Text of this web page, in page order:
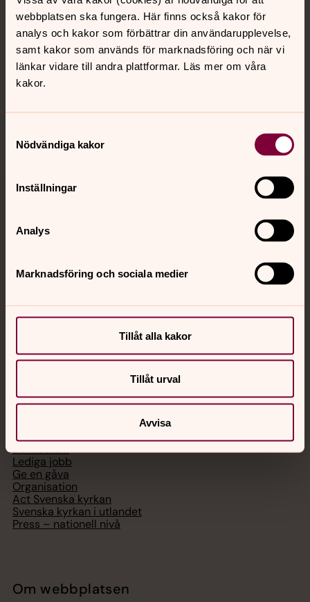
webbplatsen ska fungera. Här finns också kakor för
analys och kakor som förbättrar din användarupplevelse,
samt kakor som används för marknadsföring och när vi
länkar vidare till andra plattformar. Läs mer om våra
kakor.
Nödvändiga kakor
Inställningar
Analys
Marknadsföring och sociala medier
Tillåt alla kakor
Tillåt urval
Avvisa
Hitta snabbt
Akut samtals- och krisstöd. Prata eller chatta anonymt
Svenska kyrkan
Hitta församling
Bli medlem
Lediga jobb
Ge en gåva
Organisation
Act Svenska kyrkan
Svenska kyrkan i utlandet
Press – nationell nivå
Om webbplatsen